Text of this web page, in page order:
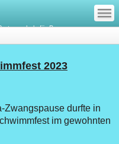
für Bewegung,
—
—
—
2023
Zwangspause durfte in
im gewohnten